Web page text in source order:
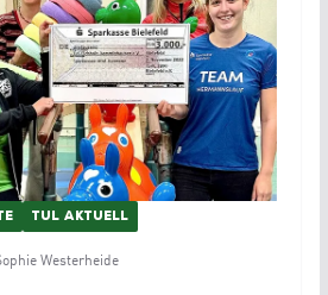
TUL AKTUELL
Westerheide